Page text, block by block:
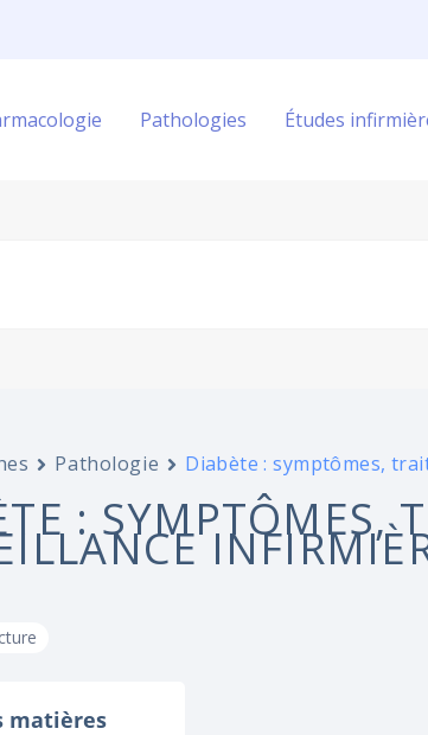
Pathologies Études
Pathologie Diabète : symptômes,
: SYMPTÔMES,
matières